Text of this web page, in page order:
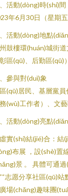
活動(dòng)時(shí)間
年6月30日（星期
活動(dòng)地點
鼓樓環(huán)城街
區(qū)、后勤區(qū)）
參與對(duì)象
(qū)居民、基層黨
(wù)工作者）、文
活動(dòng)亮點
實(shí)結(jié)合：結
布展 ，設(shè)置
景 。 具體可通
志愿分享社區(qū)
場(chǎng)趣味團